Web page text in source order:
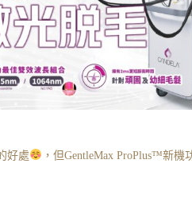
好處 ，但GentleMax ProPlus™️新機